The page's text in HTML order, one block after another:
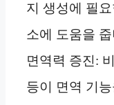
지 생성에 필
소에 도움을
면역력 증진:
등이 면역 기